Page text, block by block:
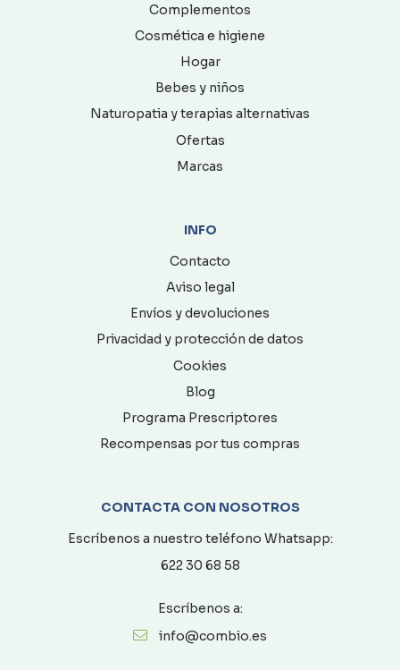
Complementos
Cosmética e higiene
Hogar
Bebes y niños
Naturopatia y terapias alternativas
Ofertas
Marcas
INFO
Contacto
Aviso legal
Envíos y devoluciones
Privacidad y protección de datos
Cookies
Blog
Programa Prescriptores
Recompensas por tus compras
CONTACTA CON NOSOTROS
Escríbenos a nuestro teléfono Whatsapp:
622 30 68 58
Escríbenos a:
info@combio.es